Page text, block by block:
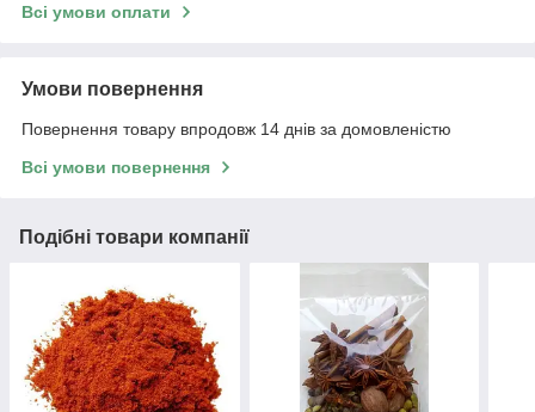
Всі умови оплати
Умови повернення
Повернення товару впродовж 14 днів за домовленістю
Всі умови повернення
Подібні товари компанії